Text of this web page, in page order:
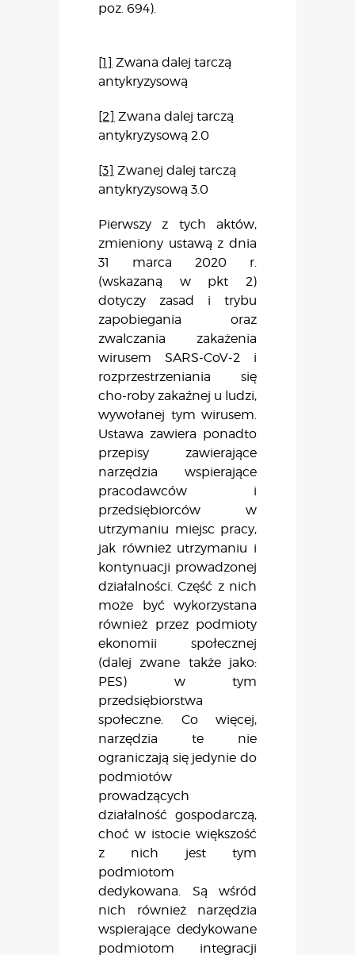
poz. 694).
[1] Zwana dalej tarczą
antykryzysową
[2] Zwana dalej tarczą
antykryzysową 2.0
[3] Zwanej dalej tarczą
antykryzysową 3.0
Pierwszy z tych aktów,
zmieniony ustawą z dnia
31 marca 2020 r.
(wskazaną w pkt 2)
dotyczy zasad i trybu
zapobiegania oraz
zwalczania zakażenia
wirusem SARS-CoV-2 i
rozprzestrzeniania się
cho-roby zakaźnej u ludzi,
wywołanej tym wirusem.
Ustawa zawiera ponadto
przepisy zawierające
narzędzia wspierające
pracodawców i
przedsiębiorców w
utrzymaniu miejsc pracy,
jak również utrzymaniu i
kontynuacji prowadzonej
działalności. Część z nich
może być wykorzystana
również przez podmioty
ekonomii społecznej
(dalej zwane także jako:
PES) w tym
przedsiębiorstwa
społeczne. Co więcej,
narzędzia te nie
ograniczają się jedynie do
podmiotów
prowadzących
działalność gospodarczą,
choć w istocie większość
z nich jest tym
podmiotom
dedykowana. Są wśród
nich również narzędzia
wspierające dedykowane
podmiotom integracji